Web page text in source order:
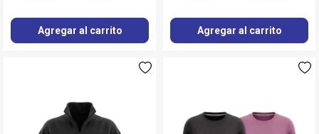
Agregar al carrito Agregar al carrito